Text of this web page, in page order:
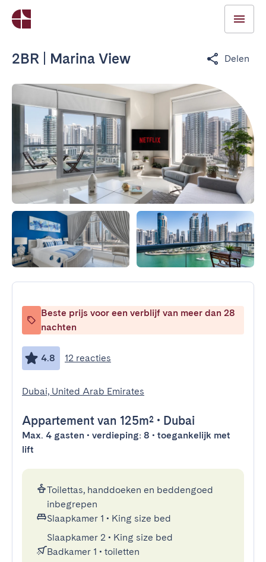
2BR | Marina View Delen
Beste prijs voor een verblijf van meer dan 28
nachten
4.8 12 reacties
Dubai, United Arab Emirates
Appartement van 125m² • Dubai
Max. 4 gasten • verdieping: 8 • toegankelijk met
lift
Toilettas, handdoeken en beddengoed
inbegrepen
Slaapkamer 1 • King size bed
Slaapkamer 2 • King size bed
Badkamer 1 • toiletten